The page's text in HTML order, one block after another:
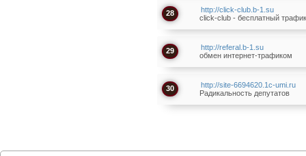
28
http://click-club.b-1.su
click-club - бесплатный трафик
29
http://referal.b-1.su
обмен интернет-трафиком
30
http://site-6694620.1c-umi.ru
Радикальность депутатов